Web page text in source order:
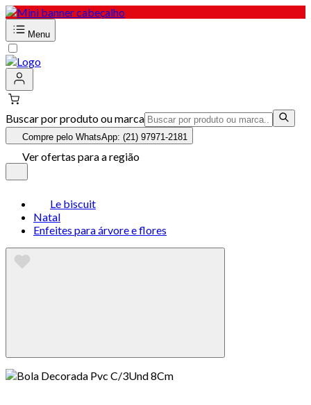
Menu
Buscar por produto ou marca
Compre pelo WhatsApp: (21) 97971-2181
Ver ofertas para a região
Le biscuit
Natal
Enfeites para árvore e flores